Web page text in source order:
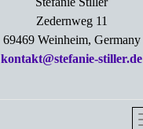
Zedernweg 11
69469 Weinheim, Germany
kontakt@stefanie-stiller.de